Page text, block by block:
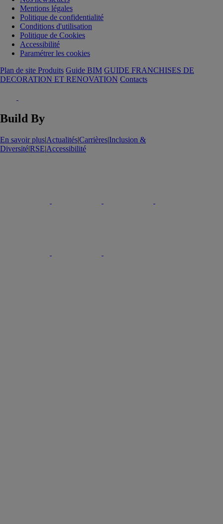
Mentions légales
Politique de confidentialité
Conditions d'utilisation
Politique de Cookies
Accessibilité
Paramétrer les cookies
Plan de site Produits Guide BIM GUIDE FRANCHISES DE
DECORATION ET RENOVATION Contacts
Build By
En savoir plus|Actualités|Carrières|Inclusion &
Diversité|RSE|Accessibilité